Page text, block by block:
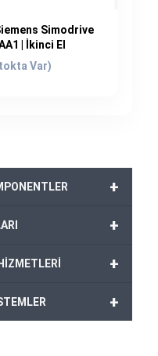
Simodrive
| İkinci El
Şu
+
+
+
+